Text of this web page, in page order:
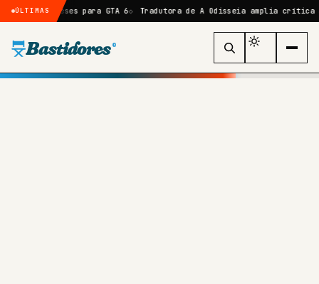
ÚLTIMAS
meses para GTA 6 Tradutora de A Odisseia amplia crítica a Nolan e
Bastidores ®